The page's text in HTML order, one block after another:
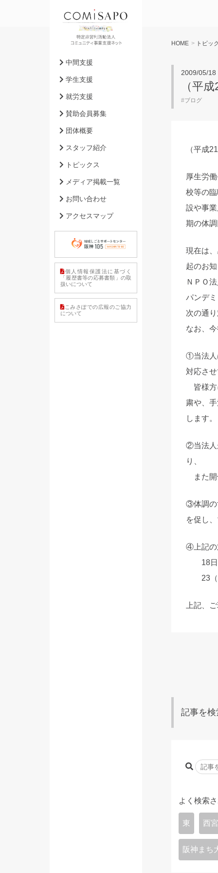
HOME > トピッ
2009/05/18
（平
#ブログ
（平成
厚生労
校等の
設や事
期の体
現在は
起のお
ＮＰＯ
パンデ
次の通
なお、
①当法人
対応さ
皆様方
粛や、
します。
②当法人
り、
また開
③体調の
を促し
④上記の
18日（
23（
上記、
記事を検
よく検索
東 西宮
阪神まち
中間支援
学生支援
就労支援
賛助会員募集
団体概要
スタッフ紹介
トピックス
メディア掲載一覧
お問い合わせ
アクセスマップ
個人情報保護法に基づく
「履歴書等の応募書類」の取
扱いについて
こみさぽでの広報のご協力
について